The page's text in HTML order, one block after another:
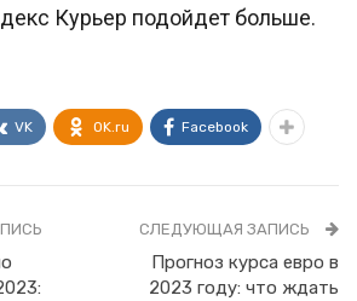
Курьер подойдет больше.
VK OK.ru Facebook
СЛЕДУЮЩАЯ ЗАПИСЬ
Прогноз курса евро в
2023 году: что ждать